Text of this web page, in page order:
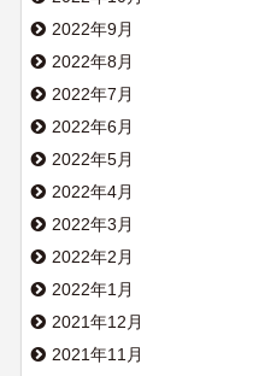
2022年9月
2022年8月
2022年7月
2022年6月
2022年5月
2022年4月
2022年3月
2022年2月
2022年1月
2021年12月
2021年11月